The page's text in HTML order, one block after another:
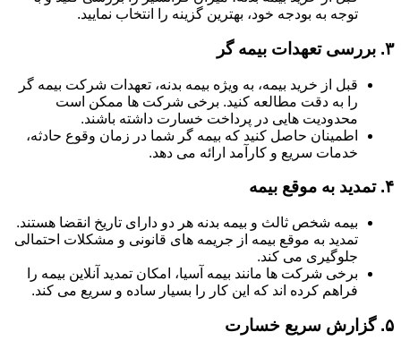
توجه به بودجه خود، بهترین گزینه را انتخاب نمایید.
۳. بررسی تعهدات بیمه گر
قبل از خرید بیمه، به ویژه بیمه بدنه، تعهدات شرکت بیمه گر
را به دقت مطالعه کنید. برخی شرکت ها ممکن است
محدودیت هایی در پرداخت خسارت داشته باشند.
اطمینان حاصل کنید که بیمه گر شما در زمان وقوع حادثه،
خدمات سریع و کارآمد ارائه می دهد.
۴. تمدید به موقع بیمه
بیمه شخص ثالث و بیمه بدنه هر دو دارای تاریخ انقضا هستند.
تمدید به موقع بیمه از جریمه های قانونی و مشکلات احتمالی
جلوگیری می کند.
برخی شرکت ها مانند بیمه آسیا، امکان تمدید آنلاین بیمه را
فراهم کرده اند که این کار را بسیار ساده و سریع می کند.
۵. گزارش سریع خسارت